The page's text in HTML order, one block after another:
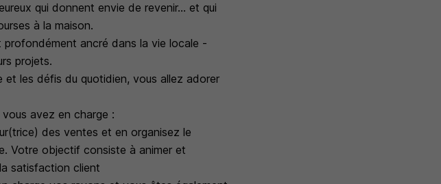
qui donnent envie de revenir... et qui
à la maison.
ancré dans la vie locale -
projets.
et les défis du quotidien, vous allez adorer
avez en charge :
des ventes et en organisez le
Votre objectif consiste à animer et
satisfaction client